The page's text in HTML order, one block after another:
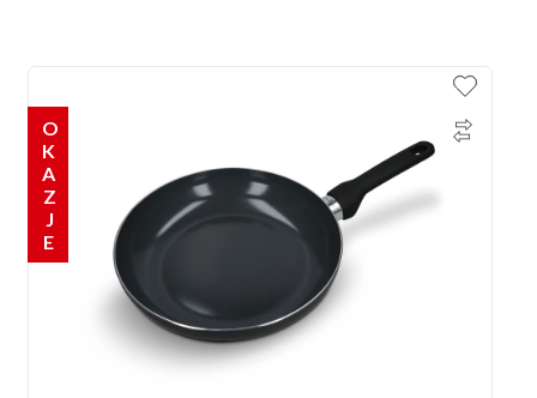
OKAZJE